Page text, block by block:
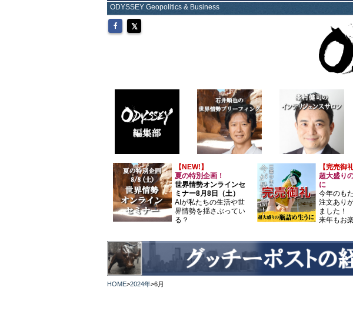
ODYSSEY Geopolitics & Business
【NEW!】
夏の特別企画！
世界情勢オンラインセ
ミナー8月8日（土）
AIが私たちの生活や世
界情勢を揺さぶってい
る？
【完売御礼
超大盛り
に
今年のも
注文あり
ました！
来年もお
HOME>2024年>6月